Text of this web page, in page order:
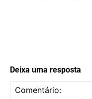
Deixa uma resposta